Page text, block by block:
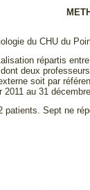
du CHU
répartis
deux
soit par
au 31
patients. Sept ne